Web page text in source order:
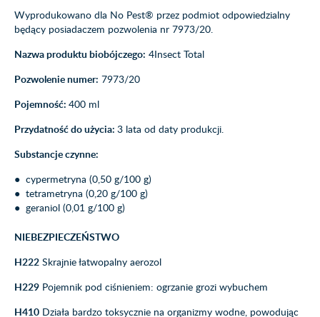
Wyprodukowano dla No Pest® przez podmiot odpowiedzialny
będący posiadaczem pozwolenia nr 7973/20.
Nazwa produktu biobójczego: 4Insect Total
Pozwolenie numer: 7973/20
Pojemność: 400 ml
Przydatność do użycia: 3 lata od daty produkcji.
Substancje czynne:
● cypermetryna (0,50 g/100 g)
● tetrametryna (0,20 g/100 g)
● geraniol (0,01 g/100 g)
NIEBEZPIECZEŃSTWO
H222 Skrajnie łatwopalny aerozol
H229 Pojemnik pod ciśnieniem: ogrzanie grozi wybuchem
H410 Działa bardzo toksycznie na organizmy wodne, powodując